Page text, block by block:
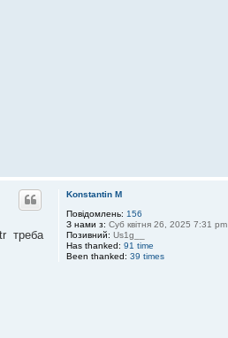
Konstantin M
Повідомлень: 156
З нами з: Суб квітня 26, 2025 7:31 pm
Позивний: Us1g__
Has thanked: 91 time
Been thanked: 39 times
треба